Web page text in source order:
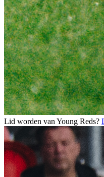
Lid worden van Young Reds?